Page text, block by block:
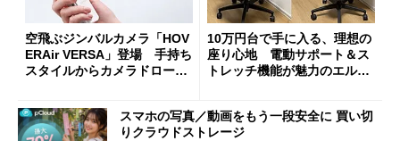
空飛ぶジンバルカメラ「HOV
ERAir VERSA」登場 手持ち
スタイルからカメラドローン
10万円台で手に入る、理想の
座り心地 電動サポート＆ス
トレッチ機能が魅力のエルゴ
スマホの写真／動画をもう一段安全に 買い切
りクラウドストレージ